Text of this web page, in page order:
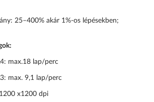
25–400% akár 1%-os lépésekben;
max.18 lap/perc
max. 9,1 lap/perc
x1200 dpi